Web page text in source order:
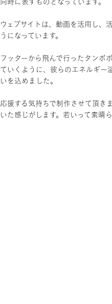
ウェブサイトは、動画を活用し、
うになっています。
フッターから飛んで行ったタンポ
ていくように、彼らのエネルギー
いを込めました。
応援する気持ちで制作させて頂き
いた感じがします。若いって素晴